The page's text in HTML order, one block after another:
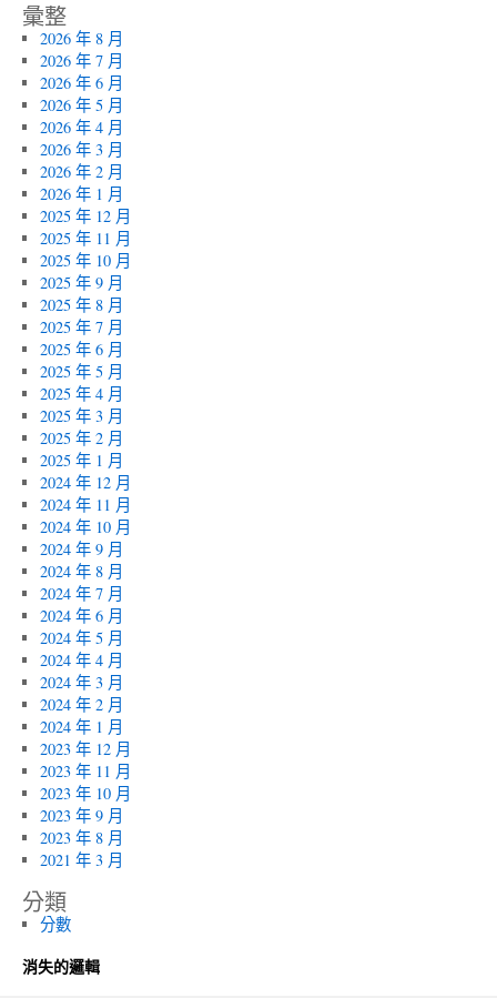
彙整
2026 年 8 月
2026 年 7 月
2026 年 6 月
2026 年 5 月
2026 年 4 月
2026 年 3 月
2026 年 2 月
2026 年 1 月
2025 年 12 月
2025 年 11 月
2025 年 10 月
2025 年 9 月
2025 年 8 月
2025 年 7 月
2025 年 6 月
2025 年 5 月
2025 年 4 月
2025 年 3 月
2025 年 2 月
2025 年 1 月
2024 年 12 月
2024 年 11 月
2024 年 10 月
2024 年 9 月
2024 年 8 月
2024 年 7 月
2024 年 6 月
2024 年 5 月
2024 年 4 月
2024 年 3 月
2024 年 2 月
2024 年 1 月
2023 年 12 月
2023 年 11 月
2023 年 10 月
2023 年 9 月
2023 年 8 月
2021 年 3 月
分類
分數
消失的邏輯